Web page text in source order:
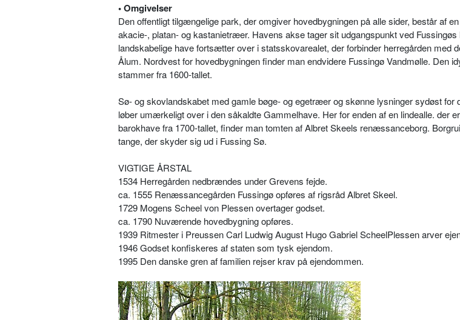
• Omgivelser
Den offentligt tilgængelige park, der omgiver hovedbygningen på alle sider, består af
akacie-, platan- og kastanietræer. Havens akse tager sit udgangspunkt ved Fussingøs
landskabelige have fortsætter over i statsskovarealet, der forbinder herregården med
Ålum. Nordvest for hovedbygningen finder man endvidere Fussingø Vandmølle. Den
stammer fra 1600-tallet.
Sø- og skovlandskabet med gamle bøge- og egetræer og skønne lysninger sydøst
løber umærkeligt over i den såkaldte Gammelhave. Her for enden af en lindealle. der
barokhave fra 1700-tallet, finder man tomten af Albret Skeels renæssanceborg.
tange, der skyder sig ud i Fussing Sø.
VIGTIGE ÅRSTAL
1534 Herregården nedbrændes under Grevens fejde.
ca. 1555 Renæssancegården Fussingø opføres af rigsråd Albret Skeel.
1729 Mogens Scheel von Plessen overtager godset.
ca. 1790 Nuværende hovedbygning opføres.
1939 Ritmester i Preussen Carl Ludwig August Hugo Gabriel ScheelPlessen arver
1946 Godset konfiskeres af staten som tysk ejendom.
1995 Den danske gren af familien rejser krav på ejendommen.